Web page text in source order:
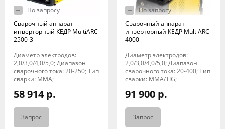
По запросу
Сварочный аппарат
инверторный КЕДР MultiARC-
2500-3
Диаметр электродов:
2,0/3,0/4,0/5,0; Диапазон
сварочного тока: 20-250; Тип
сварки: MMA;
58 914 р.
Запрос
По запросу
Сварочный аппарат
инверторный КЕДР MultiARC-
4000
Диаметр электродов:
2,0/3,0/4,0/5,0; Диапазон
сварочного тока: 20-400; Тип
сварки: MMA/TIG;
91 900 р.
Запрос